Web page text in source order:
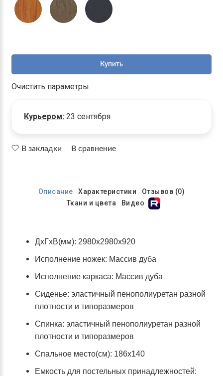
Купить
Очистить параметры
Курьером: 23 сентября
В закладки В сравнение
Описание Характеристики
Отзывов (0)
Ткани и цвета
Видео
ДхГхВ(мм): 2980х2980х920
Исполнение ножек: Массив дуба
Исполнение каркаса: Массив дуба
Сиденье: эластичный пенополиуретан разной
плотности и типоразмеров
Спинка: эластичный пенополиуретан разной
плотности и типоразмеров
Спальное место(см): 186х140
Емкость для постельных принадлежностей: